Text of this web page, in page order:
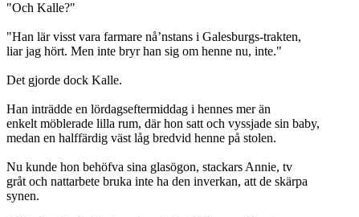
"Och Kalle?"
"Han lär visst vara farmare nå’nstans i Galesburgs-trakten,
liar jag hört. Men inte bryr han sig om henne nu, inte."
Det gjorde dock Kalle.
Han inträdde en lördagseftermiddag i hennes mer än
enkelt möblerade lilla rum, där hon satt och vyssjade sin baby,
medan en halffärdig väst låg bredvid henne på stolen.
Nu kunde hon behöfva sina glasögon, stackars Annie, tv
gråt och nattarbete bruka inte ha den inverkan, att de skärpa
synen.